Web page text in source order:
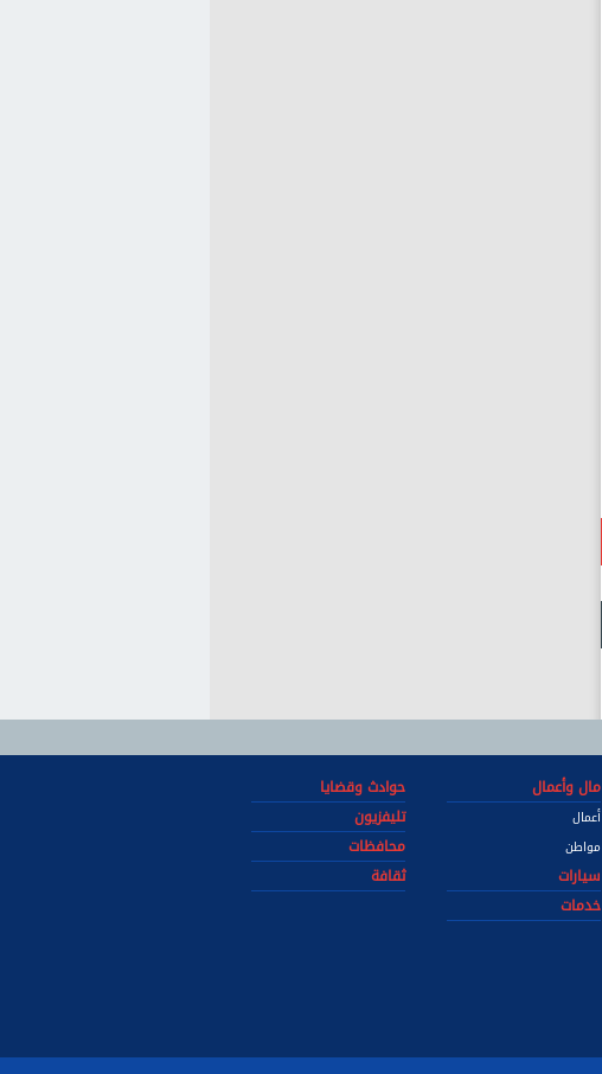
مال وأعمال
أعمال
مواطن
حوادث وقضايا
تليفزيون
محافظات
سيارات
ثقافة
خدمات